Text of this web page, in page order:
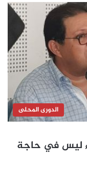
الدورى المحلى
ليس في حاجة